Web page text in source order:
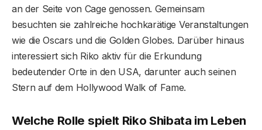
an der Seite von Cage genossen. Gemeinsam
besuchten sie zahlreiche hochkarätige Veranstaltungen
wie die Oscars und die Golden Globes. Darüber hinaus
interessiert sich Riko aktiv für die Erkundung
bedeutender Orte in den USA, darunter auch seinen
Stern auf dem Hollywood Walk of Fame.
Welche Rolle spielt Riko Shibata im Leben